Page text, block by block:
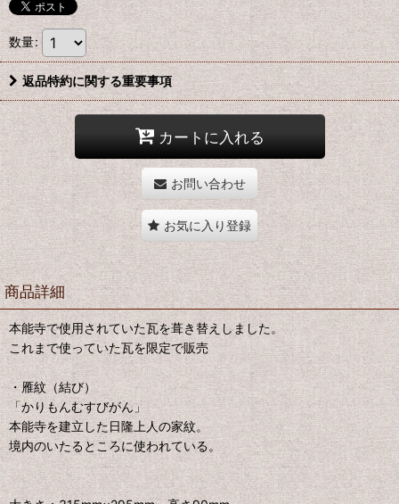
数量:
返品特約に関する重要事項
カートに入れる
お問い合わせ
お気に入り登録
商品詳細
本能寺で使用されていた瓦を葺き替えしました。
これまで使っていた瓦を限定で販売
・雁紋（結び）
「かりもんむすびがん」
本能寺を建立した日隆上人の家紋。
境内のいたるところに使われている。